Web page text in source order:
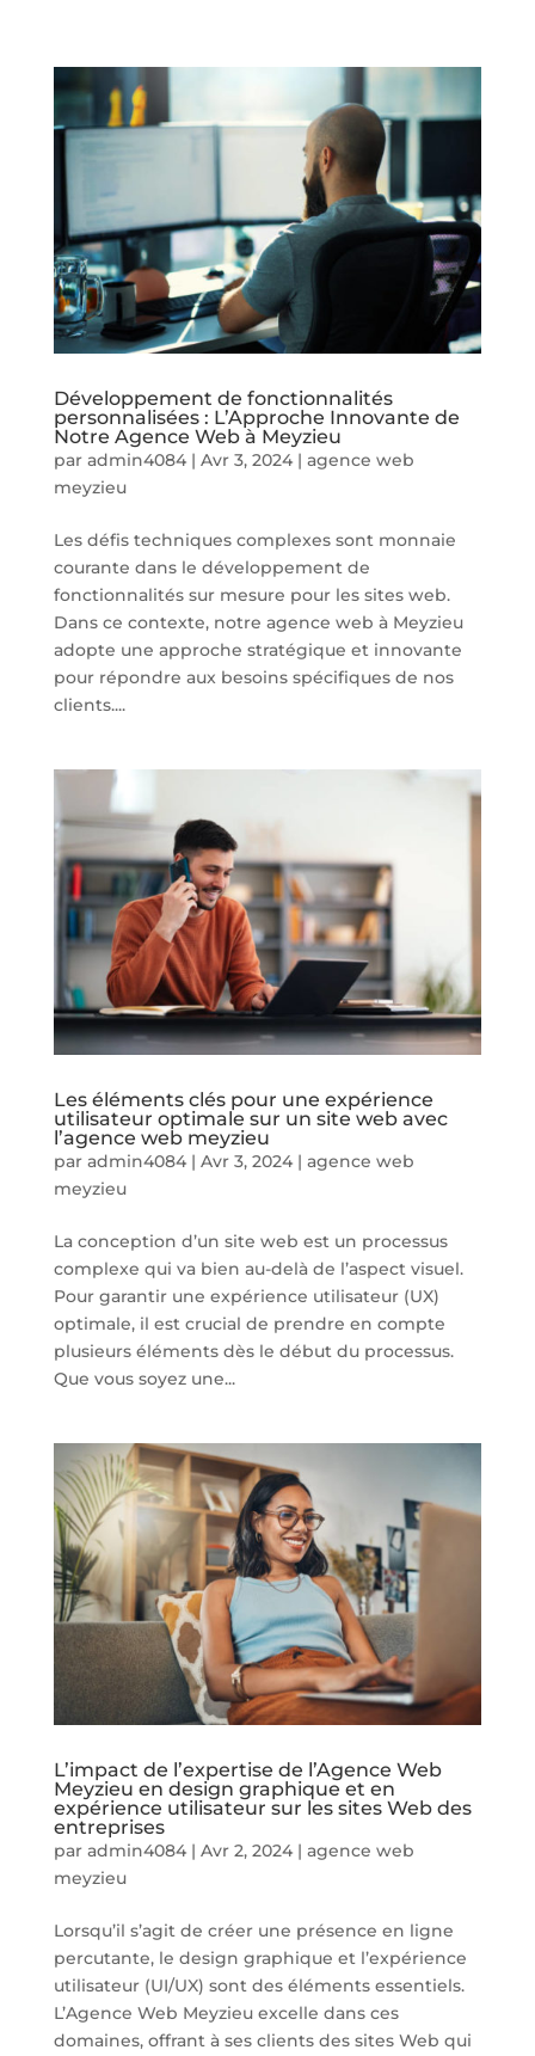
Développement de fonctionnalités
personnalisées : L’Approche Innovante de
Notre Agence Web à Meyzieu
par admin4084| Avr 3, 2024| agence web
meyzieu
Les défis techniques complexes sont monnaie
courante dans le développement de
fonctionnalités sur mesure pour les sites web.
Dans ce contexte, notre agence web à Meyzieu
adopte une approche stratégique et innovante
pour répondre aux besoins spécifiques de nos
clients....
Les éléments clés pour une expérience
utilisateur optimale sur un site web avec
l’agence web meyzieu
par admin4084| Avr 3, 2024| agence web
meyzieu
La conception d’un site web est un processus
complexe qui va bien au-delà de l’aspect visuel.
Pour garantir une expérience utilisateur (UX)
optimale, il est crucial de prendre en compte
plusieurs éléments dès le début du processus.
Que vous soyez une...
L’impact de l’expertise de l’Agence Web
Meyzieu en design graphique et en
expérience utilisateur sur les sites Web des
entreprises
par admin4084| Avr 2, 2024| agence web
meyzieu
Lorsqu’il s’agit de créer une présence en ligne
percutante, le design graphique et l’expérience
utilisateur (UI/UX) sont des éléments essentiels.
L’Agence Web Meyzieu excelle dans ces
domaines, offrant à ses clients des sites Web qui